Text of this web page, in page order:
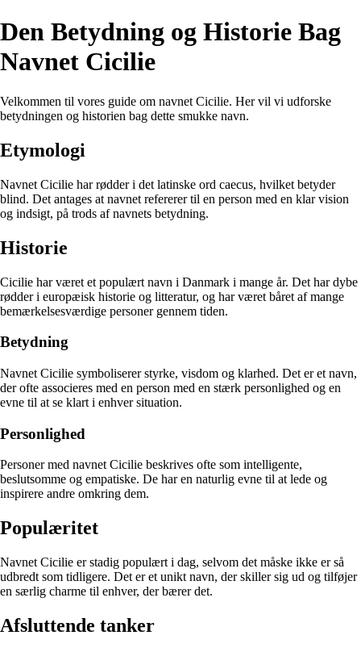
Den Betydning og Historie Bag
Navnet Cicilie
Velkommen til vores guide om navnet Cicilie. Her vil vi udforske
betydningen og historien bag dette smukke navn.
Etymologi
Navnet Cicilie har rødder i det latinske ord caecus, hvilket betyder
blind. Det antages at navnet refererer til en person med en klar vision
og indsigt, på trods af navnets betydning.
Historie
Cicilie har været et populært navn i Danmark i mange år. Det har dybe
rødder i europæisk historie og litteratur, og har været båret af mange
bemærkelsesværdige personer gennem tiden.
Betydning
Navnet Cicilie symboliserer styrke, visdom og klarhed. Det er et navn,
der ofte associeres med en person med en stærk personlighed og en
evne til at se klart i enhver situation.
Personlighed
Personer med navnet Cicilie beskrives ofte som intelligente,
beslutsomme og empatiske. De har en naturlig evne til at lede og
inspirere andre omkring dem.
Populæritet
Navnet Cicilie er stadig populært i dag, selvom det måske ikke er så
udbredt som tidligere. Det er et unikt navn, der skiller sig ud og tilføjer
en særlig charme til enhver, der bærer det.
Afsluttende tanker